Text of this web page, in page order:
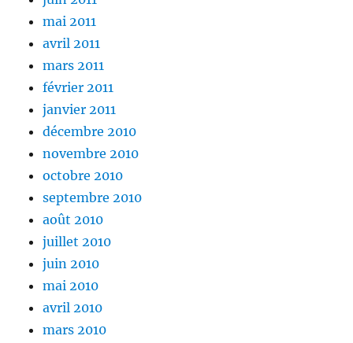
mai 2011
avril 2011
mars 2011
février 2011
janvier 2011
décembre 2010
novembre 2010
octobre 2010
septembre 2010
août 2010
juillet 2010
juin 2010
mai 2010
avril 2010
mars 2010